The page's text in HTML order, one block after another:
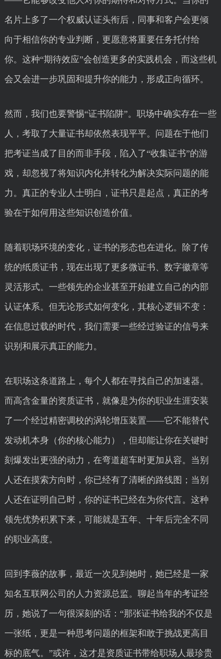
名片上多了一个权威认证头衔后，同事和客户会更倾
向于相信你的专业判断，更愿意将重要任务托付给
你。这种“期待效应”会创造更多的实践机会，而这些机
会又会进一步巩固和提升你的能力，形成正向循环。
然而，我们也要警惕“证书陷阱”。职场中确实存在一些
人，考取了大量证书却依然表现平平。问题在于他们
把考证当成了目的而非手段，陷入了“收集证书”的游
戏，却忽视了将知识内化并转化为解决实际问题的能
力。真正的专业人士明白，证书只是起点，真正的考
验在于如何用这些知识创造价值。
随着职场环境的变化，证书的形态也在进化。除了传
统的纸质证书，现在出现了更多微证书、数字徽章等
灵活形式。一些领先的企业甚至开始建立自己的内部
认证体系。但无论形式如何变化，其核心逻辑不变：
在信息过载的时代，我们需要一些经过验证的信号来
识别和展示真正的能力。
在职场这条道路上，每个人都在寻找自己的加速器。
而高含金量的资质证书，就像是为你的职业生涯安装
了一个经过精密调校的涡轮增压装置——它不能替代
发动机本身（你的核心能力），但却能让你在关键时
刻爆发出更强的动力，在弯道超车时更加从容。当别
人还在摸索方向时，你已经有了清晰的路线图；当别
人还在证明自己时，你的证书已经在为你代言。这种
领先优势积累下来，可能就是五年、十年后完全不同
的职业高度。
回到李薇的故事，最近一次见到她时，她已经是一家
知名互联网公司的人力资源总监。聊起当年的考证经
历，她说了一句很深刻的话：“那张证书给我的不仅是
一张纸，更是一种思考问题的框架和敢于挑战更高目
标的底气。”或许，这才是资质证书带给职场人最珍贵